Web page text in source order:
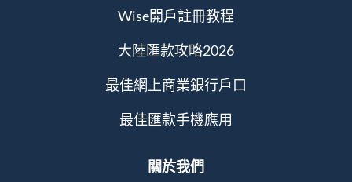
Wise開戶註冊教程
大陸匯款攻略2026
最佳網上商業銀行戶口
最佳匯款手機應用
關於我們